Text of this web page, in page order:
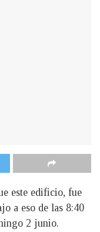
este edificio, fue
a eso de las 8:40
2 junio.